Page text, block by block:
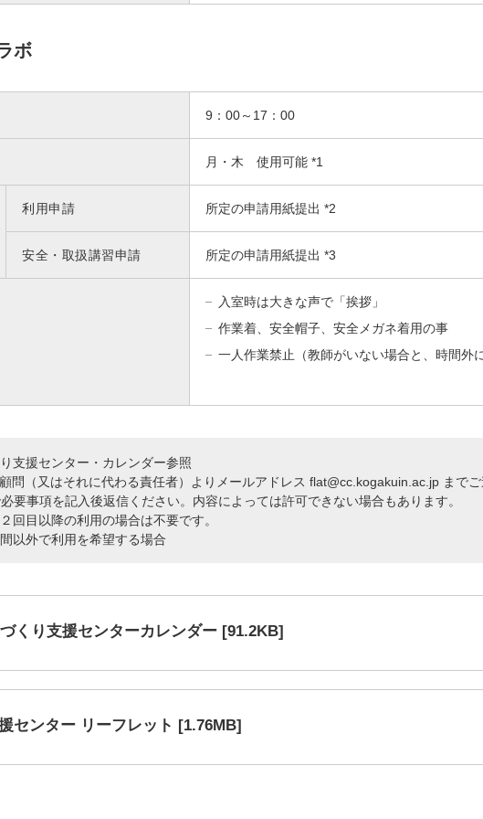
ボ
9：00～17：00
月・木 使用可能 *1
利用申請 所定の申請用紙提出 *2
安全・取扱講習申請 所定の申請用紙提出 *3
入室時は大きな声で「挨拶」
作業着、安全帽子、安全メガネ着用の事
一人作業禁止（教師がいない場合と、時間外
支援センター・カレンダー参照
問（又はそれに代わる責任者）よりメールアドレス flat@cc.kogakuin.ac.jp まで
要事項を記入後返信ください。内容によっては許可できない場合もあります。
回目以降の利用の場合は不要です。
以外で利用を希望する場合
くり支援センターカレンダー [91.2KB]
センター リーフレット [1.76MB]